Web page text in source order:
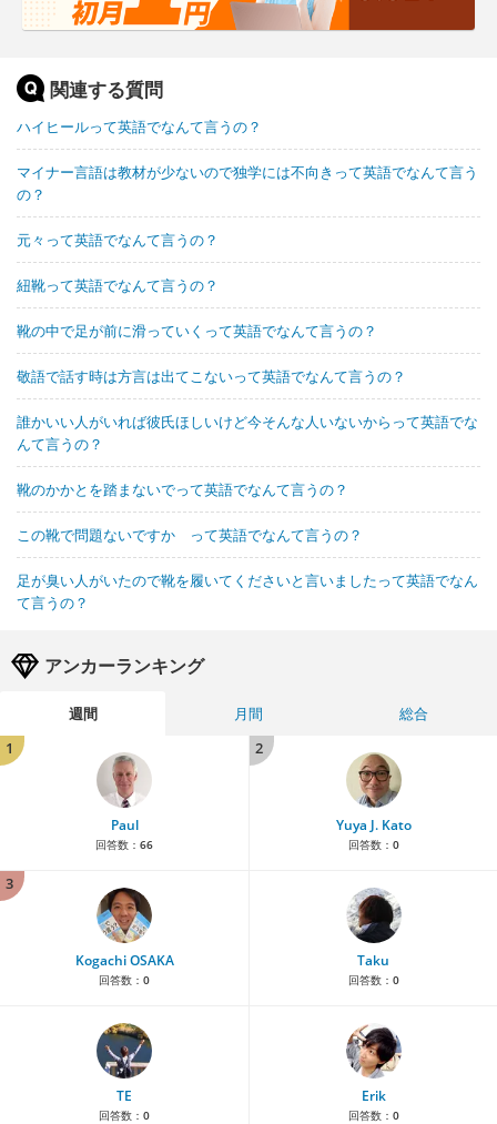
関連する質問
ハイヒールって英語でなんて言うの？
マイナー言語は教材が少ないので独学には不向きって英語でなんて言う
の？
元々って英語でなんて言うの？
紐靴って英語でなんて言うの？
靴の中で足が前に滑っていくって英語でなんて言うの？
敬語で話す時は方言は出てこないって英語でなんて言うの？
誰かいい人がいれば彼氏ほしいけど今そんな人いないからって英語でな
んて言うの？
靴のかかとを踏まないでって英語でなんて言うの？
この靴で問題ないですか って英語でなんて言うの？
足が臭い人がいたので靴を履いてくださいと言いましたって英語でなん
て言うの？
アンカーランキング
週間 月間
総合
1
Paul
回答数： 66
2
Yuya J. Kato
回答数： 0
3
Kogachi OSAKA
回答数： 0
Taku
回答数： 0
TE
回答数： 0
Erik
回答数： 0